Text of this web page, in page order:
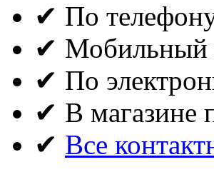
✔ По
✔ Мобильный
✔ По
✔ В магазине
✔ Все